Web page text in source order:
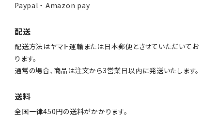
Paypal ・ Amazon pay
配送
配送方法はヤマト運輸または日本郵便とさせていただいてお
ります。
通常の場合、商品は注文から3営業日以内に発送いたします。
送料
全国一律450円の送料がかかります。